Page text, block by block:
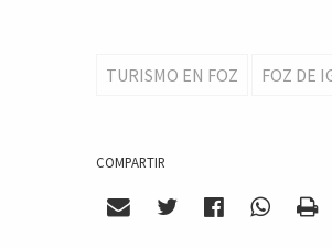
TURISMO EN FOZ FOZ DE
COMPARTIR